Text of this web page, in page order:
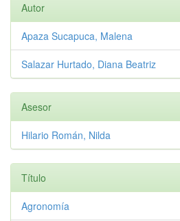
Autor
Apaza Sucapuca, Malena
Salazar Hurtado, Diana Beatriz
Asesor
Hilario Román, Nilda
Título
Agronomía